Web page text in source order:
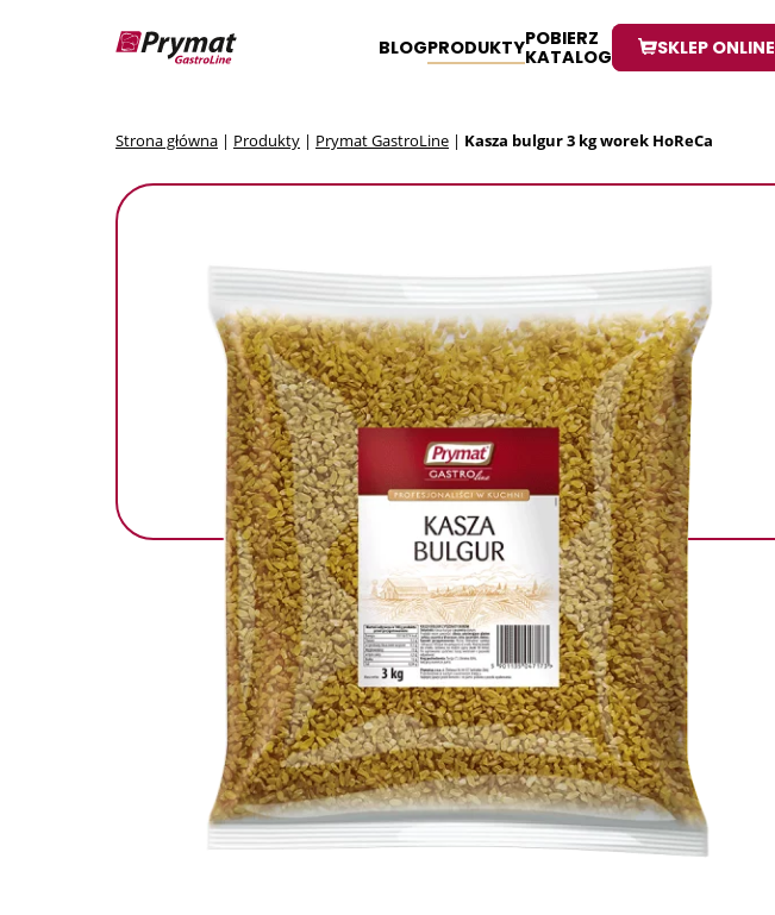
BLOGPRODUKTYPOBIERZ
KATALOG
SKLEP ONLINE
Strona główna | Produkty | Prymat GastroLine | Kasza bulgur 3 kg worek HoReCa